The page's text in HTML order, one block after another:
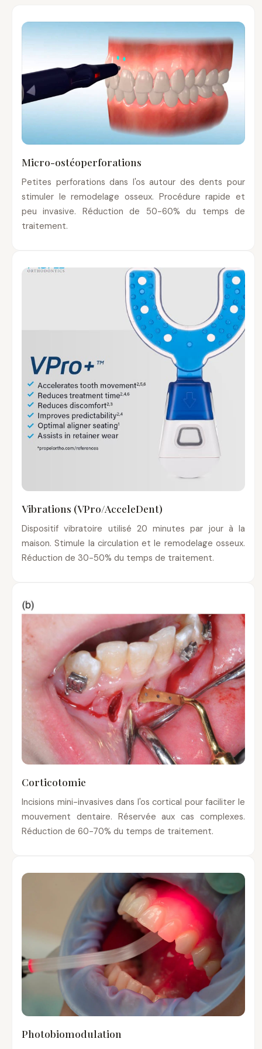
Micro-ostéoperforations
Petites perforations dans l'os autour des dents pour
stimuler le remodelage osseux. Procédure rapide et
peu invasive. Réduction de 50-60% du temps de
traitement.
Vibrations (VPro/AcceleDent)
Dispositif vibratoire utilisé 20 minutes par jour à la
maison. Stimule la circulation et le remodelage osseux.
Réduction de 30-50% du temps de traitement.
Corticotomie
Incisions mini-invasives dans l'os cortical pour faciliter le
mouvement dentaire. Réservée aux cas complexes.
Réduction de 60-70% du temps de traitement.
Photobiomodulation